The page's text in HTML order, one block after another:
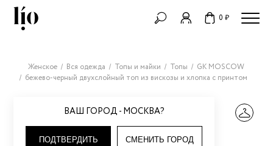
0 ₽
ВАШ ГОРОД - МОСКВА?
ПОДТВЕРДИТЬ СМЕНИТЬ ГОРОД
Женское Вся одежда Топы и майки Топы
GK MOSCOW
бежево-черный двухслойный топ из вискозы и хлопка с принтом